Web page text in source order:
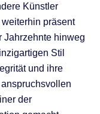
Künstler
präsent
Jahrzehnte hinweg
Stil
und ihre
der